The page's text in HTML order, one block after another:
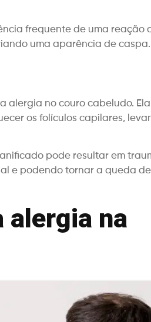
frequente de uma reação
uma aparência de caspa.
alergia no couro cabeludo.
os folículos capilares,
pode resultar em
e podendo tornar a queda
alergia na